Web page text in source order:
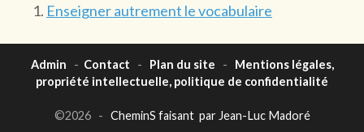
Enseigner autrement le vocabulaire
Admin - Contact - Plan du site -
Mentions légales,
propriété intellectuelle, politique de confidentialité
©2026 - CheminS faisant par Jean-Luc Madoré